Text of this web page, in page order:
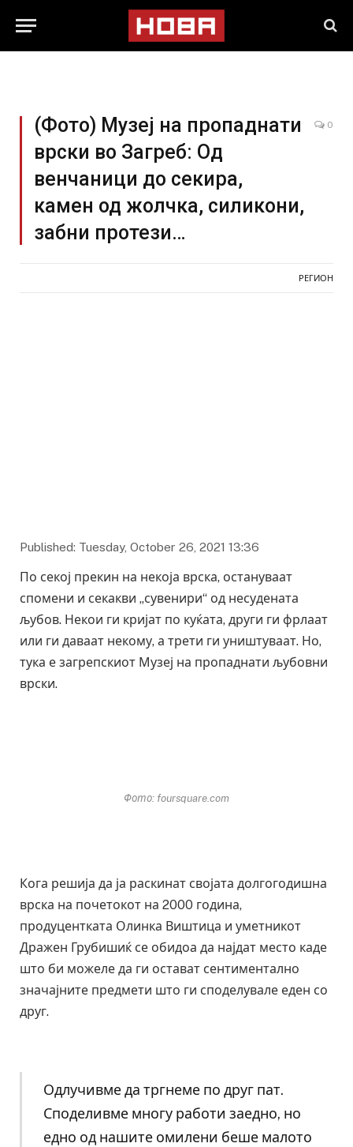
(Фото) Музеј на пропаднати
врски во Загреб: Од
венчаници до секира,
камен од жолчка, силикони,
забни протези…
0
РЕГИОН
Published: Tuesday, October 26, 2021 13:36
По секој прекин на некоја врска, остануваат
спомени и секакви „сувенири“ од несудената
љубов. Некои ги кријат по куќата, други ги фрлаат
или ги даваат некому, а трети ги уништуваат. Но,
тука е загрепскиот Музеј на пропаднати љубовни
врски.
Фото: foursquare.com
Кога решија да ја раскинат својата долгогодишна
врска на почетокот на 2000 година,
продуцентката Олинка Виштица и уметникот
Дражен Грубишиќ се обидоа да најдат место каде
што би можеле да ги остават сентиментално
значајните предмети што ги споделувале еден со
друг.
Одлучивме да тргнеме по друг пат.
Споделивме многу работи заедно, но
едно од нашите омилени беше малото